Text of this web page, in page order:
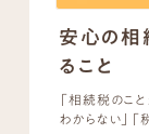
安心の相
ること
「相続税のこ
わからない」